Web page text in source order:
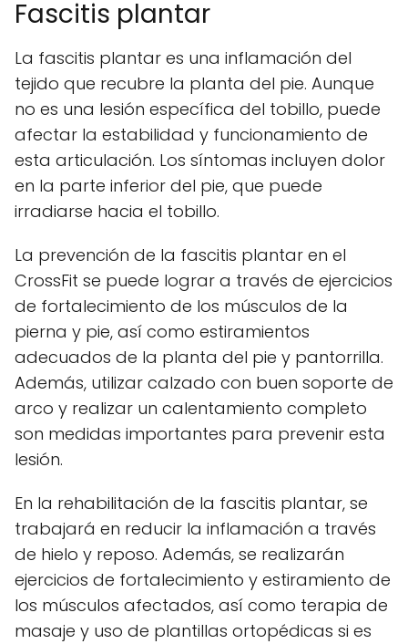
Fascitis plantar
La fascitis plantar es una inflamación del
tejido que recubre la planta del pie. Aunque
no es una lesión específica del tobillo, puede
afectar la estabilidad y funcionamiento de
esta articulación. Los síntomas incluyen dolor
en la parte inferior del pie, que puede
irradiarse hacia el tobillo.
La prevención de la fascitis plantar en el
CrossFit se puede lograr a través de ejercicios
de fortalecimiento de los músculos de la
pierna y pie, así como estiramientos
adecuados de la planta del pie y pantorrilla.
Además, utilizar calzado con buen soporte de
arco y realizar un calentamiento completo
son medidas importantes para prevenir esta
lesión.
En la rehabilitación de la fascitis plantar, se
trabajará en reducir la inflamación a través
de hielo y reposo. Además, se realizarán
ejercicios de fortalecimiento y estiramiento de
los músculos afectados, así como terapia de
masaje y uso de plantillas ortopédicas si es